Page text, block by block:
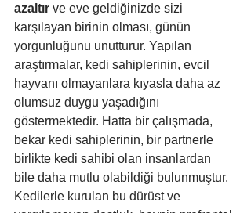
azaltır ve eve geldiğinizde sizi
karşılayan birinin olması, günün
yorgunluğunu unutturur. Yapılan
araştırmalar, kedi sahiplerinin, evcil
hayvanı olmayanlara kıyasla daha az
olumsuz duygu yaşadığını
göstermektedir. Hatta bir çalışmada,
bekar kedi sahiplerinin, bir partnerle
birlikte kedi sahibi olan insanlardan
bile daha mutlu olabildiği bulunmuştur.
Kedilerle kurulan bu dürüst ve